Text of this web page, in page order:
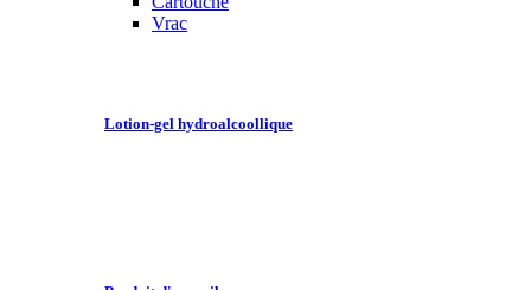
Vrac
Lotion-gel hydroalcoollique